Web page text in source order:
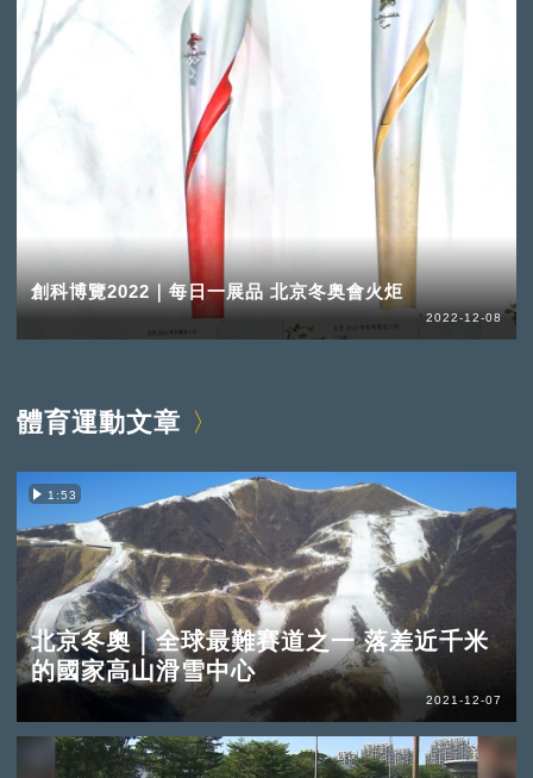
創科博覽2022｜每日一展品 北京冬奥會火炬
2022-12-08
體育運動文章
1:53
北京冬奧｜全球最難賽道之一 落差近千米
的國家高山滑雪中心
2021-12-07